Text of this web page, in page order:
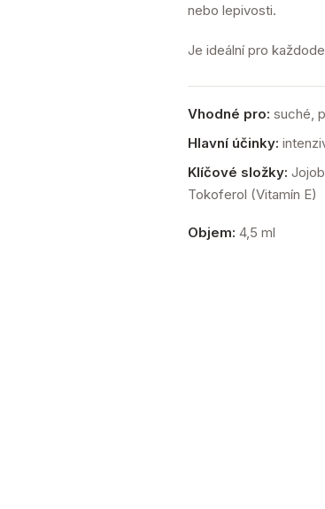
nebo lepivosti.
Je ideální pro
Vhodné pro: suché,
Hlavní účinky:
Klíčové složky:
Tokoferol (Vitamín E)
Objem: 4,5 ml